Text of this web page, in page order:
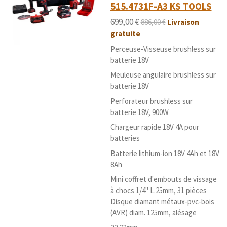
s s s s
515.4731F-A3 KS TOOLS
699,00 €886,00 € Livraison
gratuite
Perceuse-Visseuse brushless sur
batterie 18V
Meuleuse angulaire brushless sur
batterie 18V
Perforateur brushless sur
batterie 18V, 900W
Chargeur rapide 18V 4A pour
batteries
Batterie lithium-ion 18V 4Ah et 18V
8Ah
Mini coffret d'embouts de vissage
à chocs 1/4" L.25mm, 31 pièces
Disque diamant métaux-pvc-bois
(AVR) diam. 125mm, alésage